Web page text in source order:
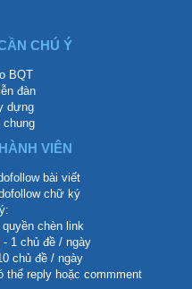
CHÚ Ý
BQT
đàn
dựng
chung
VIÊN
bài viết
chữ ký
chèn link
1 chủ đề / ngày
chủ đề / ngày
thể reply hoặc commment